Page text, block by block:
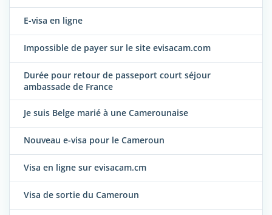
E-visa en ligne
Impossible de payer sur le site evisacam.com
Durée pour retour de passeport court séjour
ambassade de France
Je suis Belge marié à une Camerounaise
Nouveau e-visa pour le Cameroun
Visa en ligne sur evisacam.cm
Visa de sortie du Cameroun